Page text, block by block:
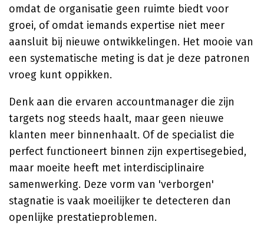
omdat de organisatie geen ruimte biedt voor
groei, of omdat iemands expertise niet meer
aansluit bij nieuwe ontwikkelingen. Het mooie van
een systematische meting is dat je deze patronen
vroeg kunt oppikken.
Denk aan die ervaren accountmanager die zijn
targets nog steeds haalt, maar geen nieuwe
klanten meer binnenhaalt. Of de specialist die
perfect functioneert binnen zijn expertisegebied,
maar moeite heeft met interdisciplinaire
samenwerking. Deze vorm van 'verborgen'
stagnatie is vaak moeilijker te detecteren dan
openlijke prestatieproblemen.